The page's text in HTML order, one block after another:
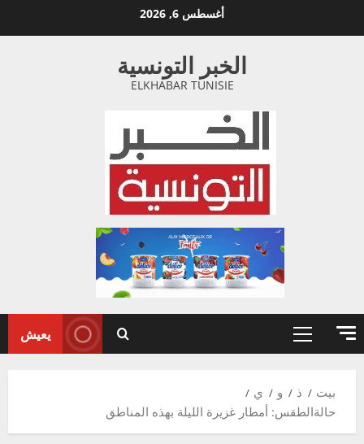
أغسطس 6, 2026
الخبر التونسية
ELKHABAR TUNISIE
القائمة
يعيش
بيت ذ و
ي
حالةالطقس: أمطار غزيرة الليلة بهذه المناطق